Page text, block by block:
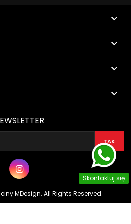




Skontaktuj się
MDesign. All Rights Reserved.